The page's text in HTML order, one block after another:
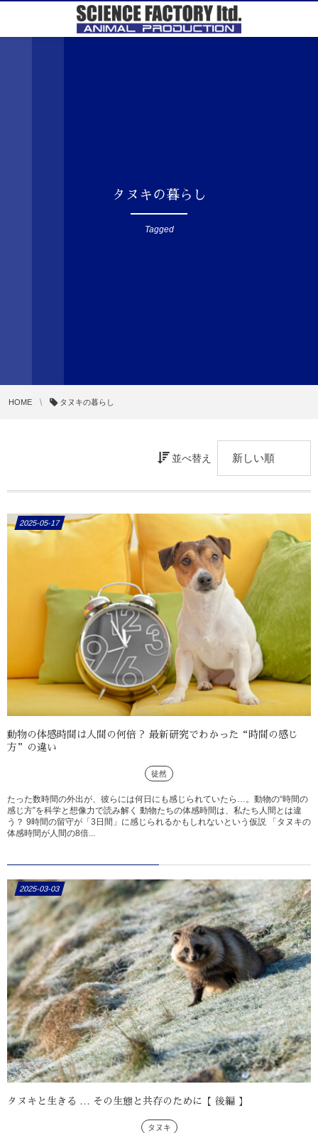
タヌキの暮らし
Tagged
HOME タヌキの暮らし
並べ替え
2025-05-17
動物の体感時間は人間の何倍？ 最新研究でわかった“時間の感じ
方”の違い
徒然
たった数時間の外出が、彼らには何日にも感じられていたら…。動物の“時間の
感じ方”を科学と想像力で読み解く 動物たちの体感時間は、私たち人間とは違
う？ 9時間の留守が「3日間」に感じられるかもしれないという仮説 「タヌキの
体感時間が人間の8倍...
2025-03-03
タヌキと生きる … その生態と共存のために【 後編 】
タヌキ